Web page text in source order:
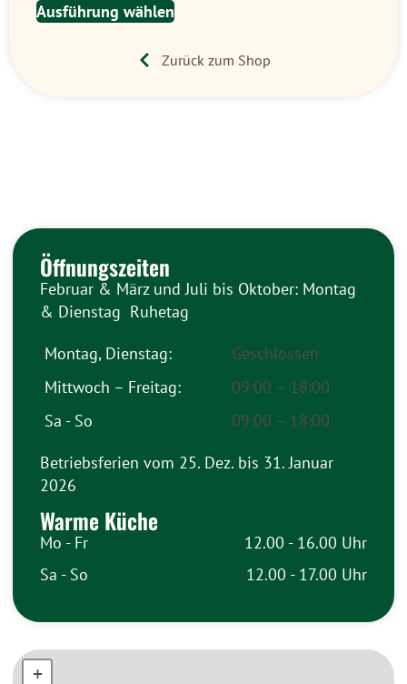
Ausführung wählen
Zurück zum Shop
+
+
Öffnungszeiten
Februar & März und Juli bis Oktober: Montag
& Dienstag Ruhetag
Montag, Dienstag:
Geschlossen
Mittwoch – Freitag:
09:00 – 18:00
Sa - So
09:00 – 18:00
Betriebsferien vom 25. Dez. bis 31. Januar
2026
Warme Küche
Mo - Fr
12.00 - 16.00 Uhr
Sa - So
12.00 - 17.00 Uhr